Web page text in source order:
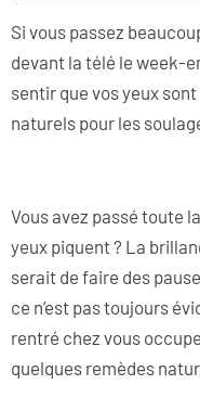
Si vous passez
devant la télé le week-
sentir que vos yeux
naturels pour les
Vous avez passé toute
yeux piquent ? La
serait de faire des
ce n’est pas toujours
rentré chez vous
quelques remèdes